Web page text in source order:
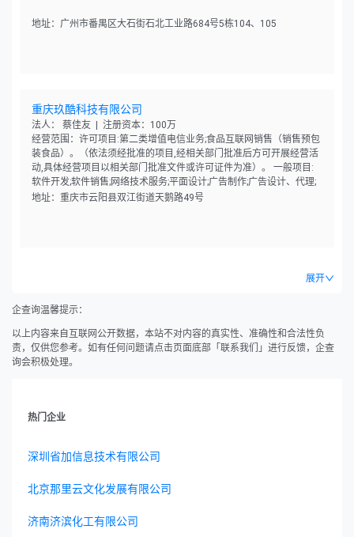
地址：广州市番禺区大石街石北工业路684号5栋104、105
重庆玖酷科技有限公司
法人： 蔡佳友 | 注册资本：100万
经营范围：许可项目:第二类增值电信业务;食品互联网销售（销售预包
装食品）。（依法须经批准的项目,经相关部门批准后方可开展经营活
动,具体经营项目以相关部门批准文件或许可证件为准）。 一般项目:
软件开发;软件销售;网络技术服务;平面设计;广告制作;广告设计、代理;
广告发布（非广播电台、电视台、报刊出版单位）;市场营销策划;图文
地址：重庆市云阳县双江街道天鹅路49号
展开
企查询温馨提示：
以上内容来自互联网公开数据，本站不对内容的真实性、准确性和合法性负
责，仅供您参考。如有任何问题请点击页面底部「联系我们」进行反馈，企查
询会积极处理。
热门企业
深圳省加信息技术有限公司
北京那里云文化发展有限公司
济南济滨化工有限公司